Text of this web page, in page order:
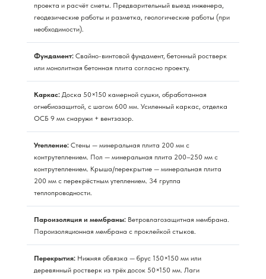
проекта и расчёт сметы. Предварительный выезд инженера,
геодезические работы и разметка, геологические работы (при
необходимости).
Фундамент: Свайно-винтовой фундамент, бетонный ростверк
или монолитная бетонная плита согласно проекту.
Каркас: Доска 50×150 камерной сушки, обработанная
огнебиозащитой, с шагом 600 мм. Усиленный каркас, отделка
ОСБ 9 мм снаружи + вентзазор.
Утепление: Стены — минеральная плита 200 мм с
контрутеплением. Пол — минеральная плита 200–250 мм с
контрутеплением. Крыша/перекрытие — минеральная плита
200 мм с перекрёстным утеплением. 34 группа
теплопроводности.
Пароизоляция и мембраны: Ветровлагозащитная мембрана.
Пароизоляционная мембрана с проклейкой стыков.
Перекрытия: Нижняя обвязка — брус 150×150 мм или
деревянный ростверк из трёх досок 50×150 мм. Лаги